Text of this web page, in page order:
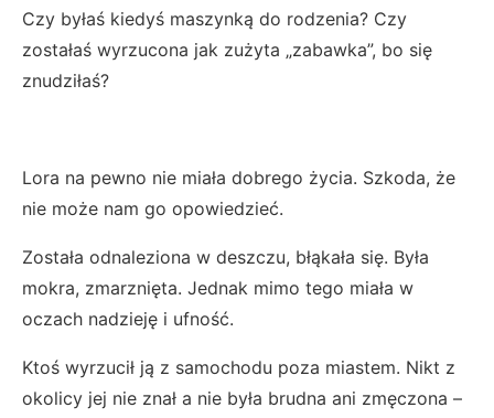
Czy byłaś kiedyś maszynką do rodzenia? Czy
zostałaś wyrzucona jak zużyta „zabawka”, bo się
znudziłaś?
Lora na pewno nie miała dobrego życia. Szkoda, że
nie może nam go opowiedzieć.
Została odnaleziona w deszczu, błąkała się. Była
mokra, zmarznięta. Jednak mimo tego miała w
oczach nadzieję i ufność.
Ktoś wyrzucił ją z samochodu poza miastem. Nikt z
okolicy jej nie znał a nie była brudna ani zmęczona –